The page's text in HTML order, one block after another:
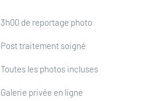
3h00 de reportage photo
Post traitement soigné
Toutes les photos incluses
Galerie privée en ligne